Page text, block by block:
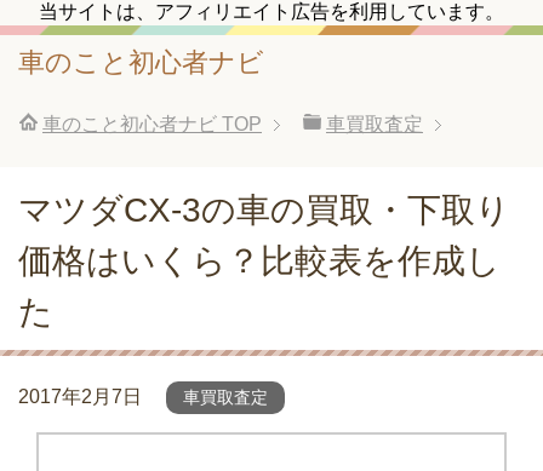
当サイトは、アフィリエイト広告を利用しています。
車のこと初心者ナビ
車のこと初心者ナビ TOP 車買取査定
マツダCX-3の車の買取・下取り
価格はいくら？比較表を作成し
た
2017年2月7日 車買取査定